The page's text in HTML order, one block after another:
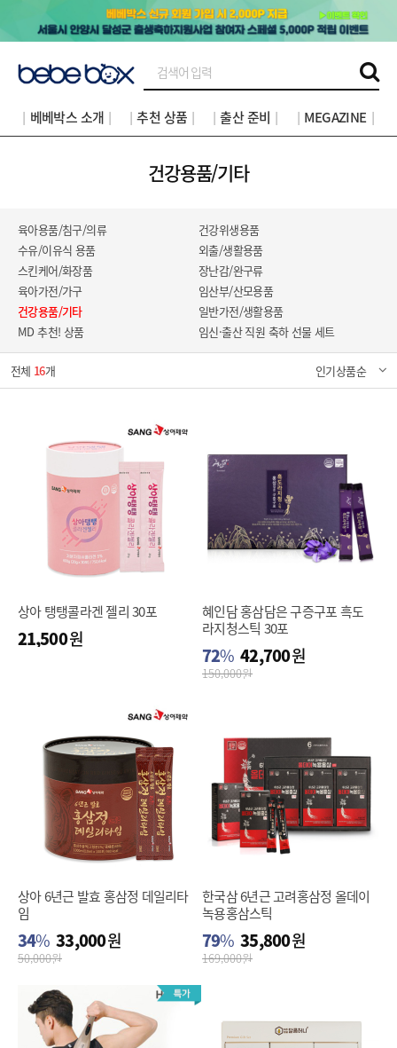
│베베박스 소개│ │추천 상품│ │출산 준비│ │MEGAZINE│
건강용품/기타
육아용품/침구/의류
건강위생용품
수유/이유식 용품
외출/생활용품
스킨케어/화장품
장난감/완구류
육아가전/가구
임산부/산모용품
건강용품/기타
일반가전/생활용품
MD 추천! 상품
임신·출산 직원 축하 선물 세트
전체 16개 인기상품순
상아 탱탱콜라겐 젤리 30포
21,500원
혜인담 홍삼담은 구증구포 흑도
라지청스틱 30포
72% 42,700원
150,000원
상아 6년근 발효 홍삼정 데일리타
임
34% 33,000원
50,000원
한국삼 6년근 고려홍삼정 올데이
녹용홍삼스틱
79% 35,800원
169,000원